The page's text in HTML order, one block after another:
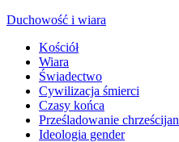
Duchowość i wiara
Kościół
Wiara
Świadectwo
Cywilizacja śmierci
Czasy końca
Prześladowanie chrześcijan
Ideologia gender